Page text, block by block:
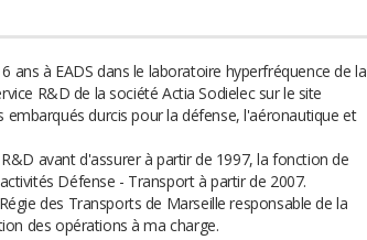
ans à EADS dans le laboratoire hyperfréquence de la
R&D de la société Actia Sodielec sur le site
durcis pour la défense, l'aéronautique et
avant d'assurer à partir de 1997, la fonction de
Défense - Transport à partir de 2007.
des Transports de Marseille responsable de la
des opérations à ma charge.